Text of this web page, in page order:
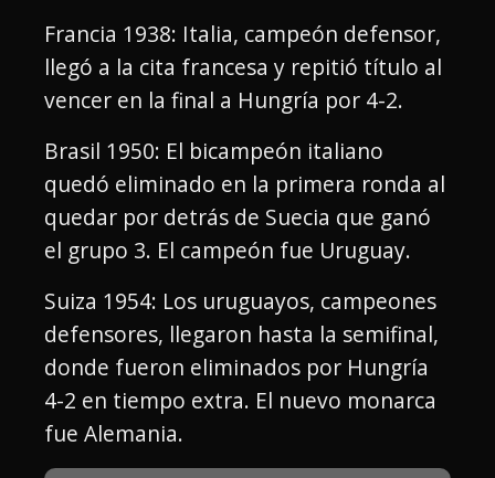
Francia 1938: Italia, campeón defensor,
llegó a la cita francesa y repitió título al
vencer en la final a Hungría por 4-2.
Brasil 1950: El bicampeón italiano
quedó eliminado en la primera ronda al
quedar por detrás de Suecia que ganó
el grupo 3. El campeón fue Uruguay.
Suiza 1954: Los uruguayos, campeones
defensores, llegaron hasta la semifinal,
donde fueron eliminados por Hungría
4-2 en tiempo extra. El nuevo monarca
fue Alemania.